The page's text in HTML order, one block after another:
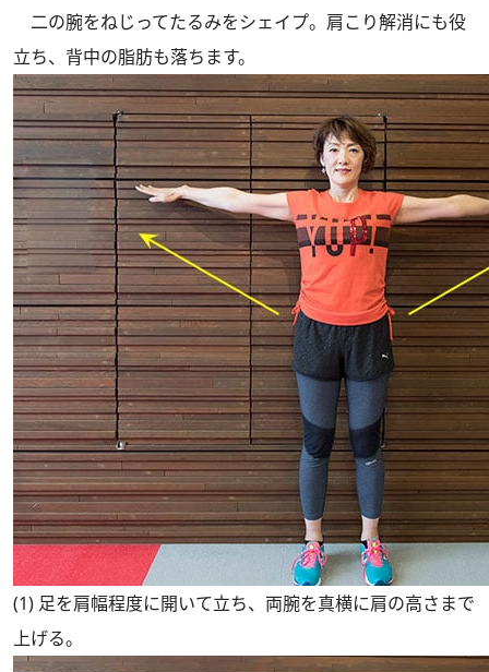
二の腕をねじってたるみをシェイプ。肩こり解消にも役
立ち、背中の脂肪も落ちます。
(1) 足を肩幅程度に開いて立ち、両腕を真横に肩の高さまで
上げる。